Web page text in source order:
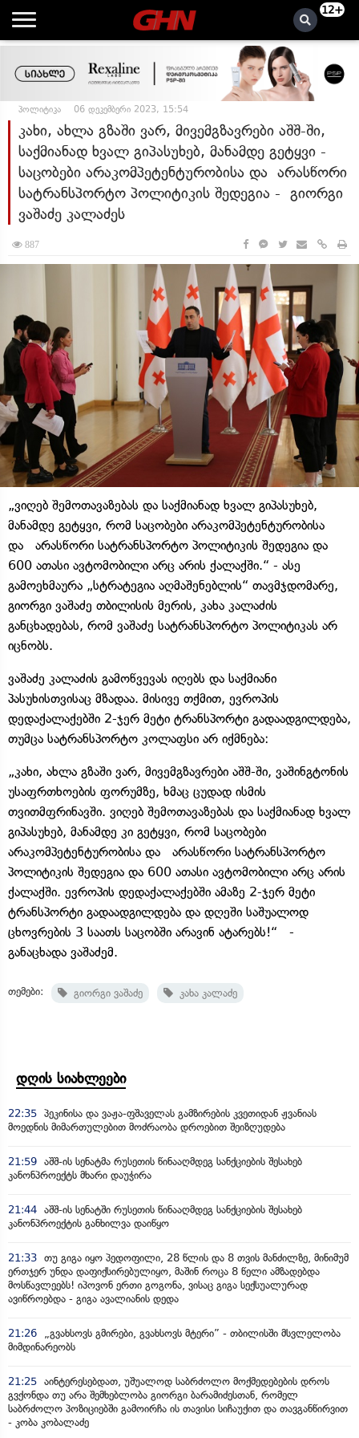
12+
პოლიტიკა 06 დეკემბერი 2023, 15:54
კახი, ახლა გზაში ვარ, მივემგზავრები აშშ-ში,
საქმიანად ხვალ გიპასუხებ, მანამდე გეტყვი -
საცობები არაკომპეტენტურობისა და არასწორი
სატრანსპორტო პოლიტიკის შედეგია - გიორგი
ვაშაძე კალაძეს
887
„ვიღებ შემოთავაზებას და საქმიანად ხვალ გიპასუხებ,
მანამდე გეტყვი, რომ საცობები არაკომპეტენტურობისა
და არასწორი სატრანსპორტო პოლიტიკის შედეგია და
600 ათასი ავტომობილი არც არის ქალაქში.“ - ასე
გამოეხმაურა „სტრატეგია აღმაშენებლის“ თავმჯდომარე,
გიორგი ვაშაძე თბილისის მერის, კახა კალაძის
განცხადებას, რომ ვაშაძე სატრანსპორტო პოლიტიკას არ
იცნობს.
ვაშაძე კალაძის გამოწვევას იღებს და საქმიანი
პასუხისთვისაც მზადაა. მისივე თქმით, ევროპის
დედაქალაქებში 2-ჯერ მეტი ტრანსპორტი გადაადგილდება,
თუმცა სატრანსპორტო კოლაფსი არ იქმნება:
„კახი, ახლა გზაში ვარ, მივემგზავრები აშშ-ში, ვაშინგტონის
უსაფრთხოების ფორუმზე, ხმაც ცუდად ისმის
თვითმფრინავში. ვიღებ შემოთავაზებას და საქმიანად ხვალ
გიპასუხებ, მანამდე კი გეტყვი, რომ საცობები
არაკომპეტენტურობისა და არასწორი სატრანსპორტო
პოლიტიკის შედეგია და 600 ათასი ავტომობილი არც არის
ქალაქში. ევროპის დედაქალაქებში ამაზე 2-ჯერ მეტი
ტრანსპორტი გადაადგილდება და დღეში საშუალოდ
ცხოვრების 3 საათს საცობში არავინ ატარებს!“ -
განაცხადა ვაშაძემ.
თემები: გიორგი ვაშაძე კახა კალაძე
დღის სიახლეები
22:35 პეკინისა და ვაჟა-ფშაველას გამზირების კვეთიდან ჟვანიას
მოედნის მიმართულებით მოძრაობა დროებით შეიზღუდება
21:59 აშშ-ის სენატმა რუსეთის წინააღმდეგ სანქციების შესახებ
კანონპროექტს მხარი დაუჭირა
21:44 აშშ-ის სენატში რუსეთის წინააღმდეგ სანქციების შესახებ
კანონპროექტის განხილვა დაიწყო
21:33 თუ გიგა იყო პედოფილი, 28 წლის და 8 თვის მანძილზე, მინიმუმ
ერთჯერ უნდა დაფიქსირებულიყო, მაშინ როცა 8 წელი ამზადებდა
მოსწავლეებს! იპოვონ ერთი გოგონა, ვისაც გიგა სექსუალურად
ავიწროებდა - გიგა ავალიანის დედა
21:26
„გვახსოვს გმირები, გვახსოვს მტერი” - თბილისში მსვლელობა
მიმდინარეობს
21:25 აინტერესებდათ, უშუალოდ საბრძოლო მოქმედებების დროს
გვქონდა თუ არა შემხებლობა გიორგი ბარამიძესთან, რომელ
საბრძოლო პოზიციებში გამოირჩა ის თავისი სიჩაუქით და თავგანწირვით
- კობა კობალაძე